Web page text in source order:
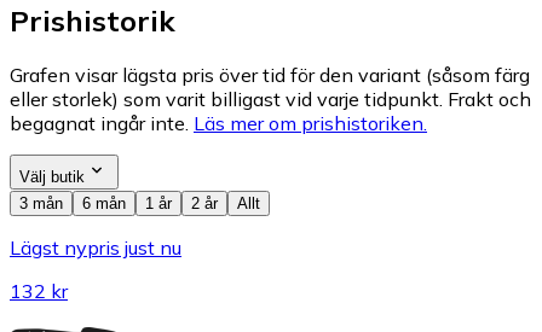
Prishistorik
Grafen visar lägsta pris över tid för den variant (såsom färg
eller storlek) som varit billigast vid varje tidpunkt. Frakt och
begagnat ingår inte. Läs mer om prishistoriken.
Välj butik
3 mån
6 mån 1 år 2 år Allt
Lägst nypris just nu
132 kr